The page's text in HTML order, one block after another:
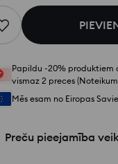
Papildu -20%
vismaz 2 preces
Mēs esam no Eiropas
Preču pieejamība